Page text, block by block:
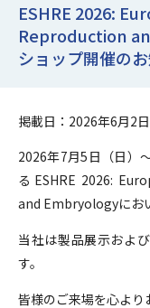
ESHRE 2026:
Reproduction
ショップ開催の
掲載日：2026年6月2日
2026年7月5日（日）
るESHRE 2026:
and Embryologyにお
当社は製品展示およ
す。
皆様のご来場を心より